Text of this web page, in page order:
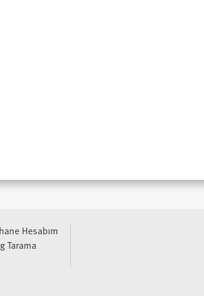
Hesabım
Tarama